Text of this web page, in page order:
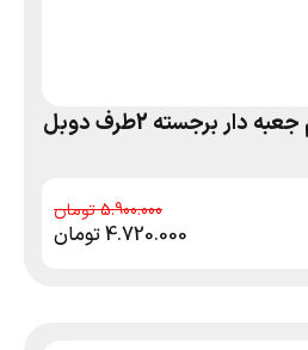
خیام رحلی گلاسه چرم جعبه دار برجسته 2طرف دوبل
5.900.000
4.720.000تومان